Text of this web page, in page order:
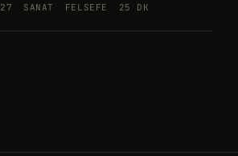
27
SANAT FELSEFE 25 DK